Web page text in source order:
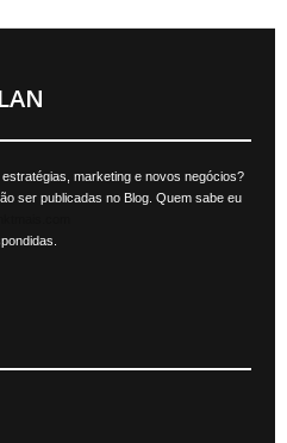
marketing e novos negócios?
ser publicadas no Blog. Quem sabe eu